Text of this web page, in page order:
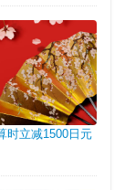
时立减1500日元